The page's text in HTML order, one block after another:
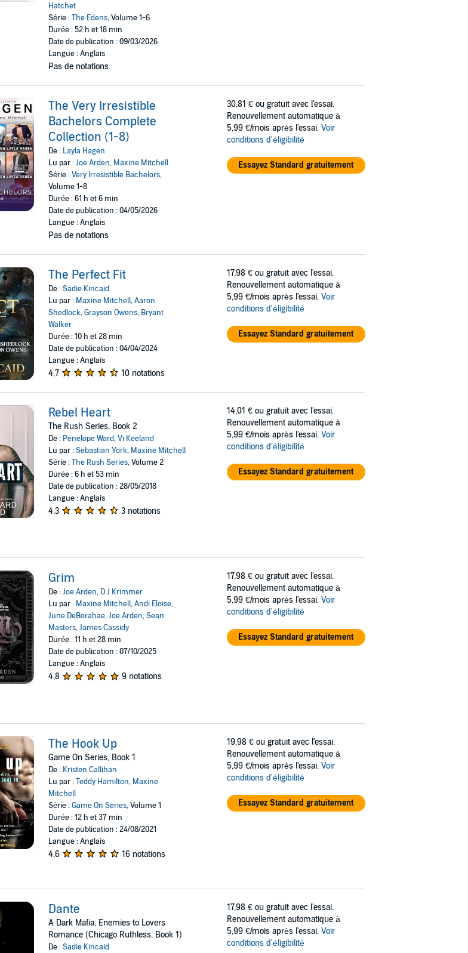
Hatchet
Série :The Edens, Volume 1-6
Durée : 52 h et 18 min
Date de publication : 09/03/2026
Langue : Anglais
Pas de notations
The Very Irresistible
Bachelors Complete
Collection (1-8)
De : Layla Hagen
Lu par :Joe Arden, Maxine Mitchell
Série :Very Irresistible Bachelors,
Volume 1-8
Durée : 61 h et 6 min
Date de publication : 04/05/2026
Langue : Anglais
Pas de notations
30,81 € ou gratuit avec l'essai.
Renouvellement automatique à
5,99 €/mois après l'essai. Voir
conditions d'éligibilité
Essayez Standard gratuitement
The Perfect Fit
De :Sadie Kincaid
Lu par : Maxine Mitchell,Aaron
Shedlock,Grayson Owens, Bryant
Walker
Durée : 10 h et 28 min
Date de publication : 04/04/2024
Langue : Anglais
4,7 10 notations
17,98 € ou gratuit avec l'essai.
Renouvellement automatique à
5,99 €/mois après l'essai. Voir
conditions d'éligibilité
Essayez Standard gratuitement
Rebel Heart
The Rush Series, Book 2
De : Penelope Ward,Vi Keeland
Lu par :Sebastian York, Maxine Mitchell
Série :The Rush Series, Volume 2
Durée : 6 h et 53 min
Date de publication : 28/05/2018
Langue : Anglais
4,3 3 notations
14,01 € ou gratuit avec l'essai.
Renouvellement automatique à
5,99 €/mois après l'essai. Voir
conditions d'éligibilité
Essayez Standard gratuitement
Grim
De :Joe Arden, D J Krimmer
Lu par : Maxine Mitchell,Andi Eloise,
June DeBorahae,Joe Arden,Sean
Masters,James Cassidy
Durée : 11 h et 28 min
Date de publication : 07/10/2025
Langue : Anglais
4,8 9 notations
17,98 € ou gratuit avec l'essai.
Renouvellement automatique à
5,99 €/mois après l'essai. Voir
conditions d'éligibilité
Essayez Standard gratuitement
The Hook Up
Game On Series, Book 1
De : Kristen Callihan
Lu par :Teddy Hamilton, Maxine
Mitchell
Série :Game On Series, Volume 1
Durée : 12 h et 37 min
Date de publication : 24/08/2021
Langue : Anglais
4,6 16 notations
19,98 € ou gratuit avec l'essai.
Renouvellement automatique à
5,99 €/mois après l'essai. Voir
conditions d'éligibilité
Essayez Standard gratuitement
Dante
A Dark Mafia, Enemies to Lovers
Romance (Chicago Ruthless, Book 1)
De :Sadie Kincaid
17,98 € ou gratuit avec l'essai.
Renouvellement automatique à
5,99 €/mois après l'essai. Voir
conditions d'éligibilité